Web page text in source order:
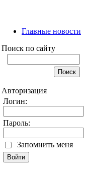
Главные новости
Поиск по сайту
Авторизация
Логин:
Пароль:
Запомнить меня